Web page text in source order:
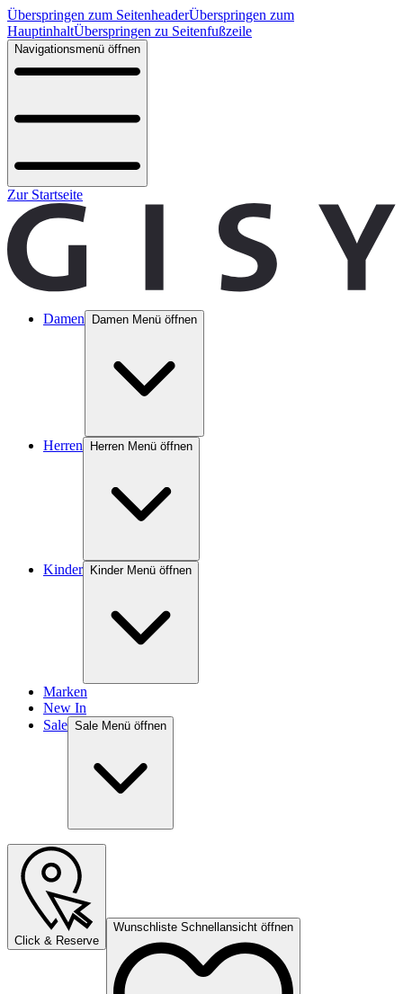
Überspringen zum SeitenheaderÜberspringen zum
HauptinhaltÜberspringen zu Seitenfußzeile
Navigationsmenü öffnen
Zur Startseite
Damen Damen Menü öffnen
Herren Herren Menü öffnen
Kinder Kinder Menü öffnen
Marken
New In
Sale Sale Menü öffnen
Click & Reserve
Wunschliste Schnellansicht öffnen